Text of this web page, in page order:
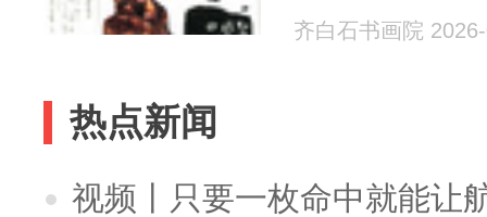
发周发布
齐白石书画院
热点新闻
视频丨只要一枚命中就能让